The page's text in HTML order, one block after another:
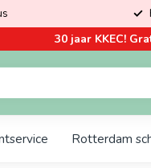
30 jaar KKEC!
Rotterdam